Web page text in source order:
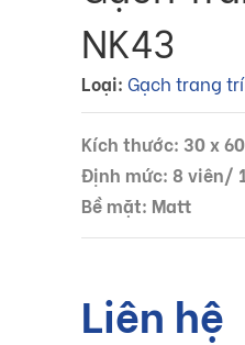
NK43
Loại: Gạch trang trí
Kích thước: 30 x
Định mức: 8 viên/
Bề mặt: Matt
Liên hệ